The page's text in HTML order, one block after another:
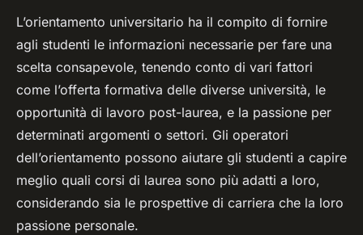
L’orientamento universitario ha il compito di fornire
agli studenti le informazioni necessarie per fare una
scelta consapevole, tenendo conto di vari fattori
come l’offerta formativa delle diverse università, le
opportunità di lavoro post-laurea, e la passione per
determinati argomenti o settori. Gli operatori
dell’orientamento possono aiutare gli studenti a capire
meglio quali corsi di laurea sono più adatti a loro,
considerando sia le prospettive di carriera che la loro
passione personale.